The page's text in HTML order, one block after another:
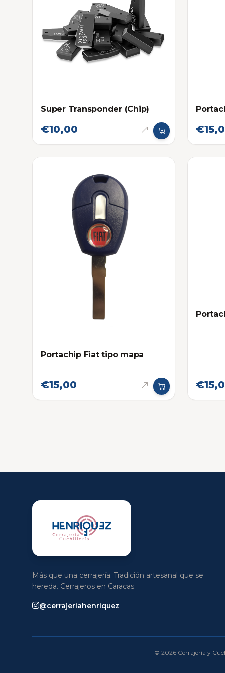
Super Transponder (Chip)
€10,00
Portachip Fiat tipo mapa
€15,00
Más que una cerrajería. Tradición artesanal que se
hereda. Cerrajeros en Caracas.
@cerrajeriahenriquez
© 2026 Cerrajería y